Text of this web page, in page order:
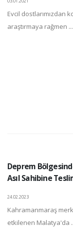
Evcil dostlarımızdan
araştırmaya rağmen ...
Deprem
Asıl Sahibine
24.02.2023
Kahramanmaraş
etkilenen Malatya'da